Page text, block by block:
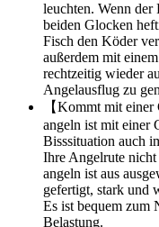
leuchten. Wenn
beiden Glocken
Fisch den Köder
außerdem mit
rechtzeitig wieder
Angelausflug zu
【Kommt mit
angeln ist mit einer
Bisssituation auch
Ihre Angelrute
angeln ist aus
gefertigt, stark und
Es ist bequem zum
Belastung.